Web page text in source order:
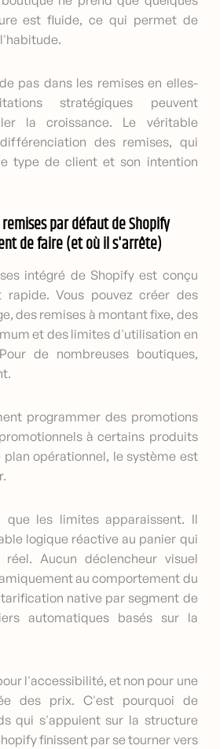
est fluide, ce qui permet de
pas dans les remises en elles-
stratégiques peuvent
la croissance. Le véritable
des remises, qui
type de client et son intention
par défaut de Shopify
de faire (et où il s'arrête)
intégré de Shopify est conçu
Vous pouvez créer des
des remises à montant fixe, des
et des limites d'utilisation en
de nombreuses boutiques,
programmer des promotions
à certains produits
plan opérationnel, le système est
que les limites apparaissent. Il
logique réactive au panier qui
Aucun déclencheur visuel
au comportement du
native par segment de
automatiques basés sur la
l'accessibilité, et non pour une
des prix. C'est pourquoi de
qui s'appuient sur la structure
finissent par se tourner vers